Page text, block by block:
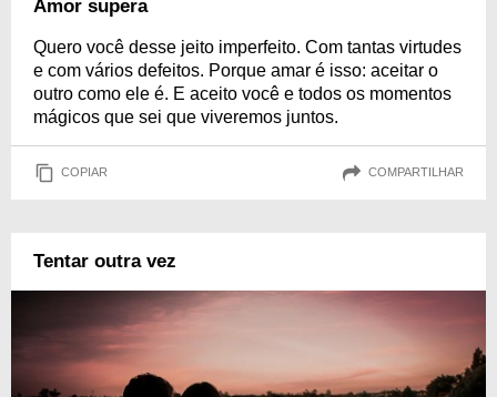
Amor supera
Quero você desse jeito imperfeito. Com tantas virtudes
e com vários defeitos. Porque amar é isso: aceitar o
outro como ele é. E aceito você e todos os momentos
mágicos que sei que viveremos juntos.
COPIAR COMPARTILHAR
Tentar outra vez